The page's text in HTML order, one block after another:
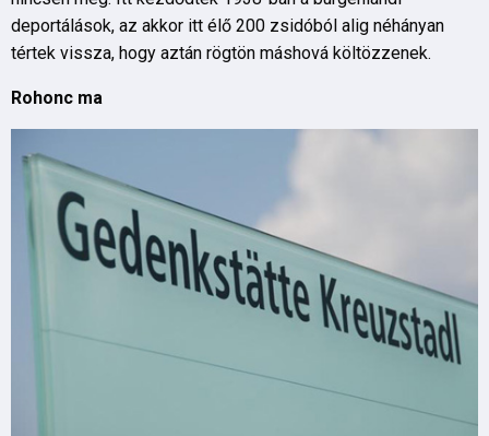
deportálások, az akkor itt élő 200 zsidóból alig néhányan
tértek vissza, hogy aztán rögtön máshová költözzenek.
Rohonc ma